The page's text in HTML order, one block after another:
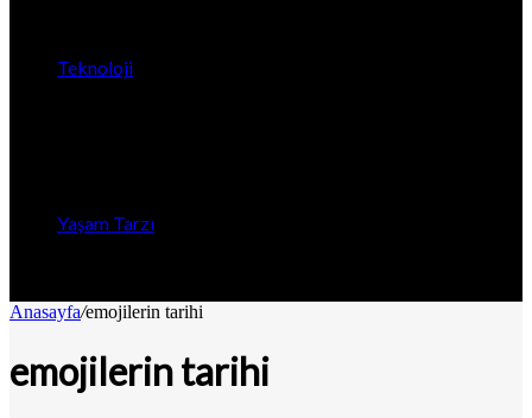
Teknoloji
Yaşam Tarzı
Anasayfa/emojilerin tarihi
emojilerin tarihi